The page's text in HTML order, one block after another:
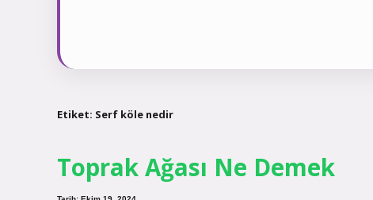
Etiket: Serf köle nedir
Toprak Ağası Ne Demek